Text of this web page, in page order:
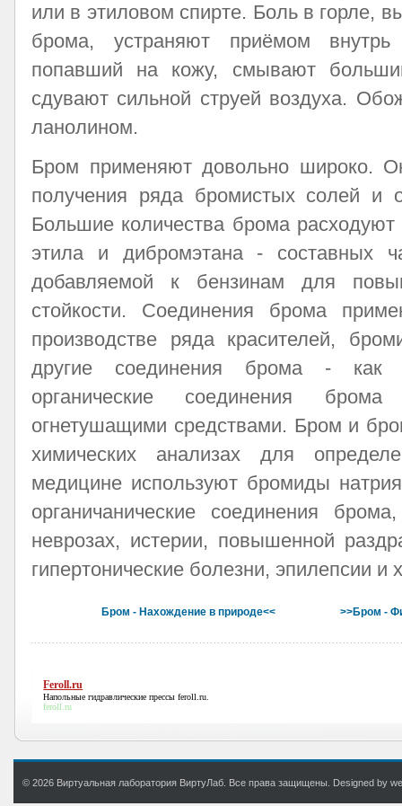
или в этиловом спирте. Боль в горле,
брома, устраняют приёмом
попавший на кожу, смывают
сдувают сильной струей воздуха.
ланолином.
Бром применяют довольно широко.
получения ряда бромистых солей и
Большие количества брома расходуют
этила и дибромэтана - составных
добавляемой к бензинам для
стойкости. Соединения брома
производстве ряда красителей,
другие соединения брома - как
органические соединения
огнетушащими средствами. Бром и
химических анализах для
медицине используют бромиды
органичанические соединения
неврозах, истерии, повышенной
гипертонические болезни, эпилепсии и
Бром - Нахождение в природе<< >>Бром -
Feroll.ru
Напольные гидравлические прессыferoll.ru
feroll.ru
© 2026 Виртуальная лаборатория ВиртуЛаб. Все права защищены. Designed by